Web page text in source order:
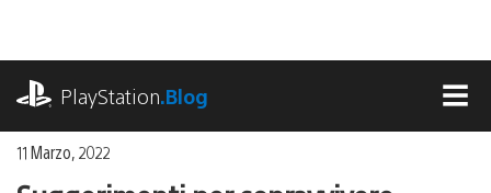
contenuto
PlayStation.Blog
11 Marzo, 2022